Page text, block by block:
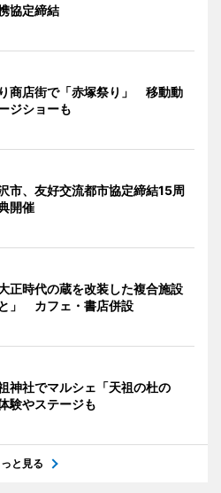
協定締結
商店街で「赤塚祭り」 移動動
ジショーも
市、友好交流都市協定締結15周
開催
正時代の蔵を改装した複合施設
と」 カフェ・書店併設
神社でマルシェ「天祖の杜の
験やステージも
っと見る